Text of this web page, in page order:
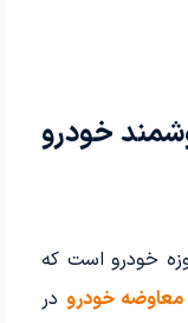
خودرو
خودرو است که
معاوضه خودرو در